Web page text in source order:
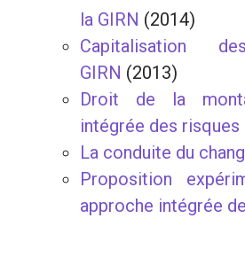
la GIRN (2014)
Capitalisation
GIRN (2013)
Droit de la
intégrée des risques
La conduite du
Proposition
approche intégrée